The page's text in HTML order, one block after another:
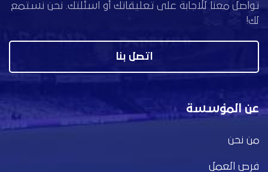
تواصل معنا للاجابة على تعليقاتك أو اسئلتك. نحن نستمع
لك!
اتصل بنا
عن المؤسسة
من نحن
فرص العمل